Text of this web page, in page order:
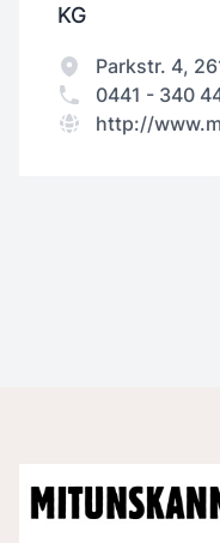
KG
Parkstr. 4,
0441 - 340
http://